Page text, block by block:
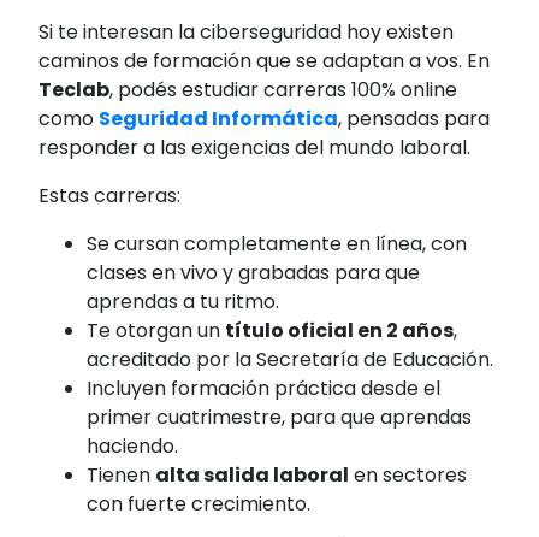
Si te interesan la ciberseguridad hoy existen
caminos de formación que se adaptan a vos. En
Teclab, podés estudiar carreras 100% online
como Seguridad Informática, pensadas para
responder a las exigencias del mundo laboral.
Estas carreras:
Se cursan completamente en línea, con
clases en vivo y grabadas para que
aprendas a tu ritmo.
Te otorgan un título oficial en 2 años,
acreditado por la Secretaría de Educación.
Incluyen formación práctica desde el
primer cuatrimestre, para que aprendas
haciendo.
Tienen alta salida laboral en sectores
con fuerte crecimiento.